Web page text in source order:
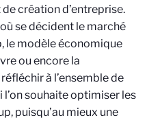
création d’entreprise.
se décident le marché
le modèle économique
ou encore la
à l’ensemble de
souhaite optimiser les
puisqu’au mieux une